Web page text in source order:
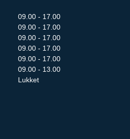
09.00 - 17.00
09.00 - 17.00
09.00 - 17.00
09.00 - 17.00
09.00 - 17.00
09.00 - 13.00
Lukket